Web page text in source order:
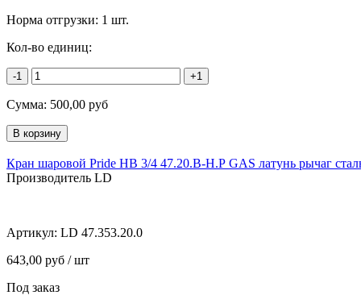
Норма отгрузки: 1 шт.
Кол-во единиц:
-1 +1
Сумма: 500,00 руб
Кран шаровой Pride НВ 3/4 47.20.В-Н.Р GAS латунь рычаг
Производитель LD
Артикул: LD 47.353.20.0
643,00 руб / шт
Под заказ